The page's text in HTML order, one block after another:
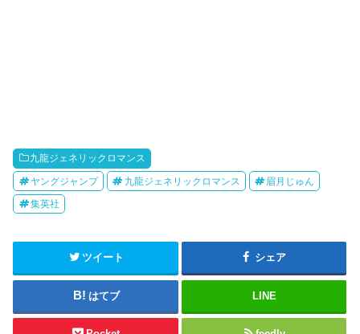
九龍ジェネリックロマンス
ヤングジャンプ 九龍ジェネリックロマンス 眉月じゅん
集英社
ツイート シェア
はてブ LINE